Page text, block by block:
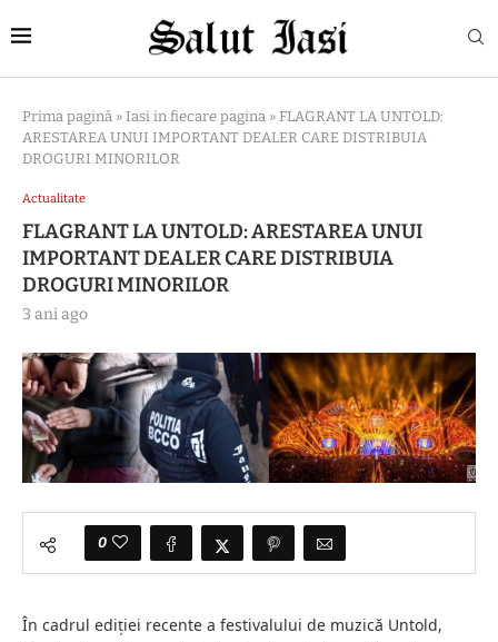
Prima pagină » Iasi in fiecare pagina » FLAGRANT LA UNTOLD:
ARESTAREA UNUI IMPORTANT DEALER CARE DISTRIBUIA
DROGURI MINORILOR
Actualitate
FLAGRANT LA UNTOLD: ARESTAREA UNUI
IMPORTANT DEALER CARE DISTRIBUIA
DROGURI MINORILOR
3 ani ago
0
În cadrul ediției recente a festivalului de muzică Untold,